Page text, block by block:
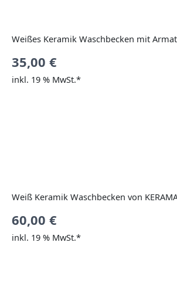
Weißes Keramik Waschbecken mit
35,00 €
inkl. 19 % MwSt.*
Weiß Keramik Waschbecken von
60,00 €
inkl. 19 % MwSt.*